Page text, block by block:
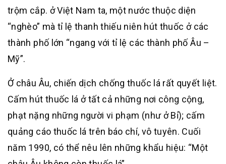
trộm cắp. ở Việt Nam ta, một nước thuộc diện
“nghèo” mà tỉ lệ thanh thiếu niên hút thuốc ở các
thành phố lớn “ngang với tỉ lệ các thành phố Âu –
Mỹ”.
Ở châu Âu, chiến dịch chống thuốc lá rất quyết liệt.
Cấm hút thuốc lá ở tất cả những nơi công cộng,
phạt nặng những người vi phạm (như ở Bỉ); cấm
quảng cáo thuốc lá trên báo chí, vô tuyên. Cuối
năm 1990, có thể nêu lên những khẩu hiệu: “Một